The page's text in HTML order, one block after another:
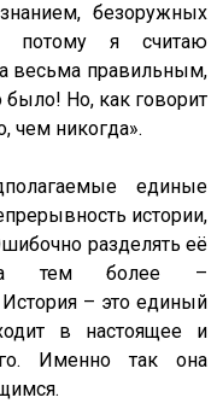
безоружных
я считаю
весьма правильным,
Но, как говорит
чем никогда».
единые
истории,
разделять её
а тем более –
История – это единый
в настоящее и
Именно так она